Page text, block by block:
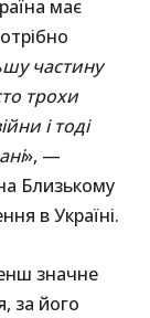
має
частину
трохи
і тоді
», —
Близькому
в Україні.
значне
за його